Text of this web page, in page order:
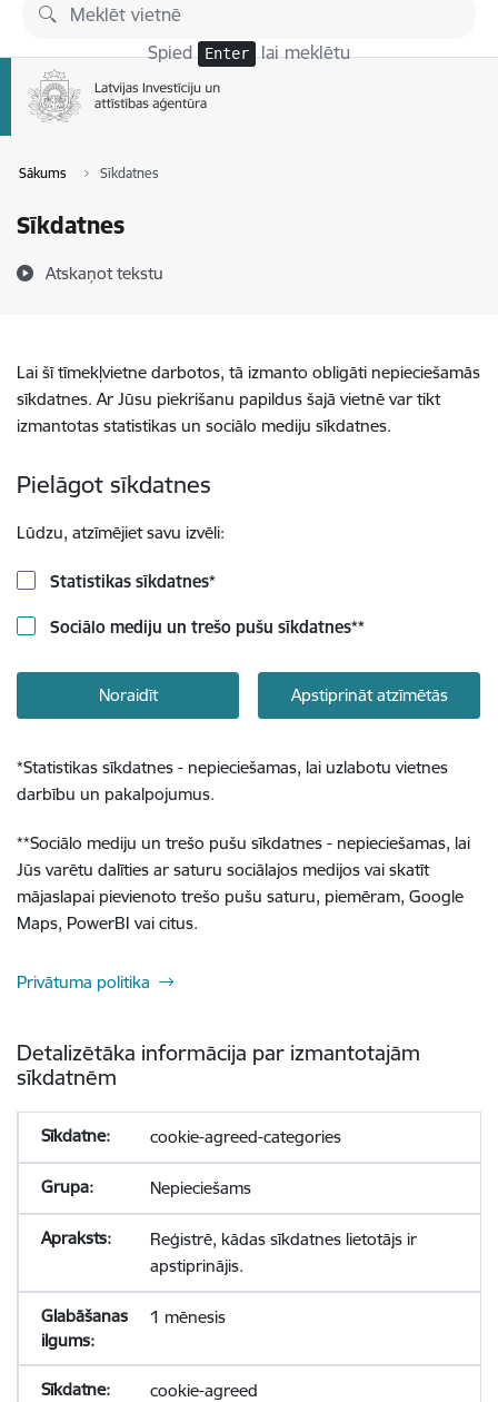
Pāriet uz lapas saturu
Spied Enter lai meklētu
Sākums Sīkdatnes
Sīkdatnes
Atskaņot tekstu
Lai šī tīmekļvietne darbotos, tā izmanto obligāti nepieciešamās
sīkdatnes. Ar Jūsu piekrišanu papildus šajā vietnē var tikt
izmantotas statistikas un sociālo mediju sīkdatnes.
Pielāgot sīkdatnes
Lūdzu, atzīmējiet savu izvēli:
Statistikas sīkdatnes*
Sociālo mediju un trešo pušu sīkdatnes**
Noraidīt Apstiprināt atzīmētās
*Statistikas sīkdatnes - nepieciešamas, lai uzlabotu vietnes
darbību un pakalpojumus.
**Sociālo mediju un trešo pušu sīkdatnes - nepieciešamas, lai
Jūs varētu dalīties ar saturu sociālajos medijos vai skatīt
mājaslapai pievienoto trešo pušu saturu, piemēram, Google
Maps, PowerBI vai citus.
Privātuma politika
Detalizētāka informācija par izmantotajām
sīkdatnēm
cookie-agreed-categories
Nepieciešams
Reģistrē, kādas sīkdatnes lietotājs ir
apstiprinājis.
1 mēnesis
cookie-agreed